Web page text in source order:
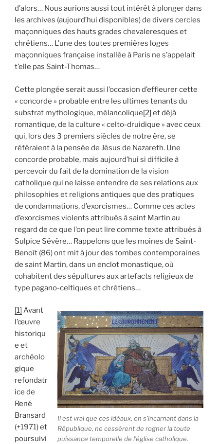
d’alors… Nous aurions aussi tout intérêt à plonger dans
les archives (aujourd’hui disponibles) de divers cercles
maçonniques des hauts grades chevaleresques et
chrétiens… L’une des toutes premières loges
maçonniques française installée à Paris ne s’appelait
t’elle pas Saint-Thomas…
Cette plongée serait aussi l’occasion d’effleurer cette
« concorde » probable entre les ultimes tenants du
substrat mythologique, mélancolique[2] et déjà
romantique, de la culture « celto-druidique » avec ceux
qui, lors des 3 premiers siècles de notre ère, se
référaient à la pensée de Jésus de Nazareth. Une
concorde probable, mais aujourd’hui si difficile à
percevoir du fait de la domination de la vision
catholique qui ne laisse entendre de ses relations aux
philosophies et religions antiques que des pratiques
de condamnations, d’exorcismes… Comme ces actes
d’exorcismes violents attribués à saint Martin au
regard de ce que l’on peut lire comme texte attribués à
Sulpice Sévère… Rappelons que les moines de Saint-
Benoît (86) ont mit à jour des tombes contemporaines
de saint Martin, dans un enclot monastique, où
cohabitent des sépultures aux artefacts religieux de
type pagano-celtiques et chrétiens…
Il est vrai que ces idéaux, en s’incarnant dans la
République, ne cessèrent de rogner la toute
puissance temporelle de l’église catholique.
[1] Avant
l’œuvre
historiqu
e et
archéolo
gique
refondatr
ice de
René
Bransard
(+1971) et
poursuivi